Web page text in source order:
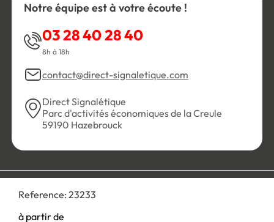
Reference: 23233
à partir de
Notre équipe est à votre écoute !
03 28 40 28 40
8h à 18h
contact@direct-signaletique.com
Direct Signalétique
Parc d'activités économiques de la Creule
59190 Hazebrouck
Personnaliser les cookies